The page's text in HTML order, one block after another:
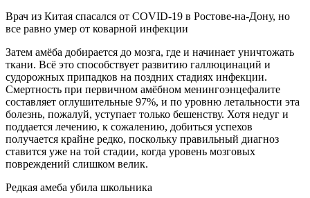
Врач из Китая спасался от COVID-19 в Ростове-на-Дону, но
все равно умер от коварной инфекции
Затем амёба добирается до мозга, где и начинает уничтожать
ткани. Всё это способствует развитию галлюцинаций и
судорожных припадков на поздних стадиях инфекции.
Смертность при первичном амёбном менингоэнцефалите
составляет оглушительные 97%, и по уровню летальности эта
болезнь, пожалуй, уступает только бешенству. Хотя недуг и
поддается лечению, к сожалению, добиться успехов
получается крайне редко, поскольку правильный диагноз
ставится уже на той стадии, когда уровень мозговых
повреждений слишком велик.
Редкая амеба убила школьника